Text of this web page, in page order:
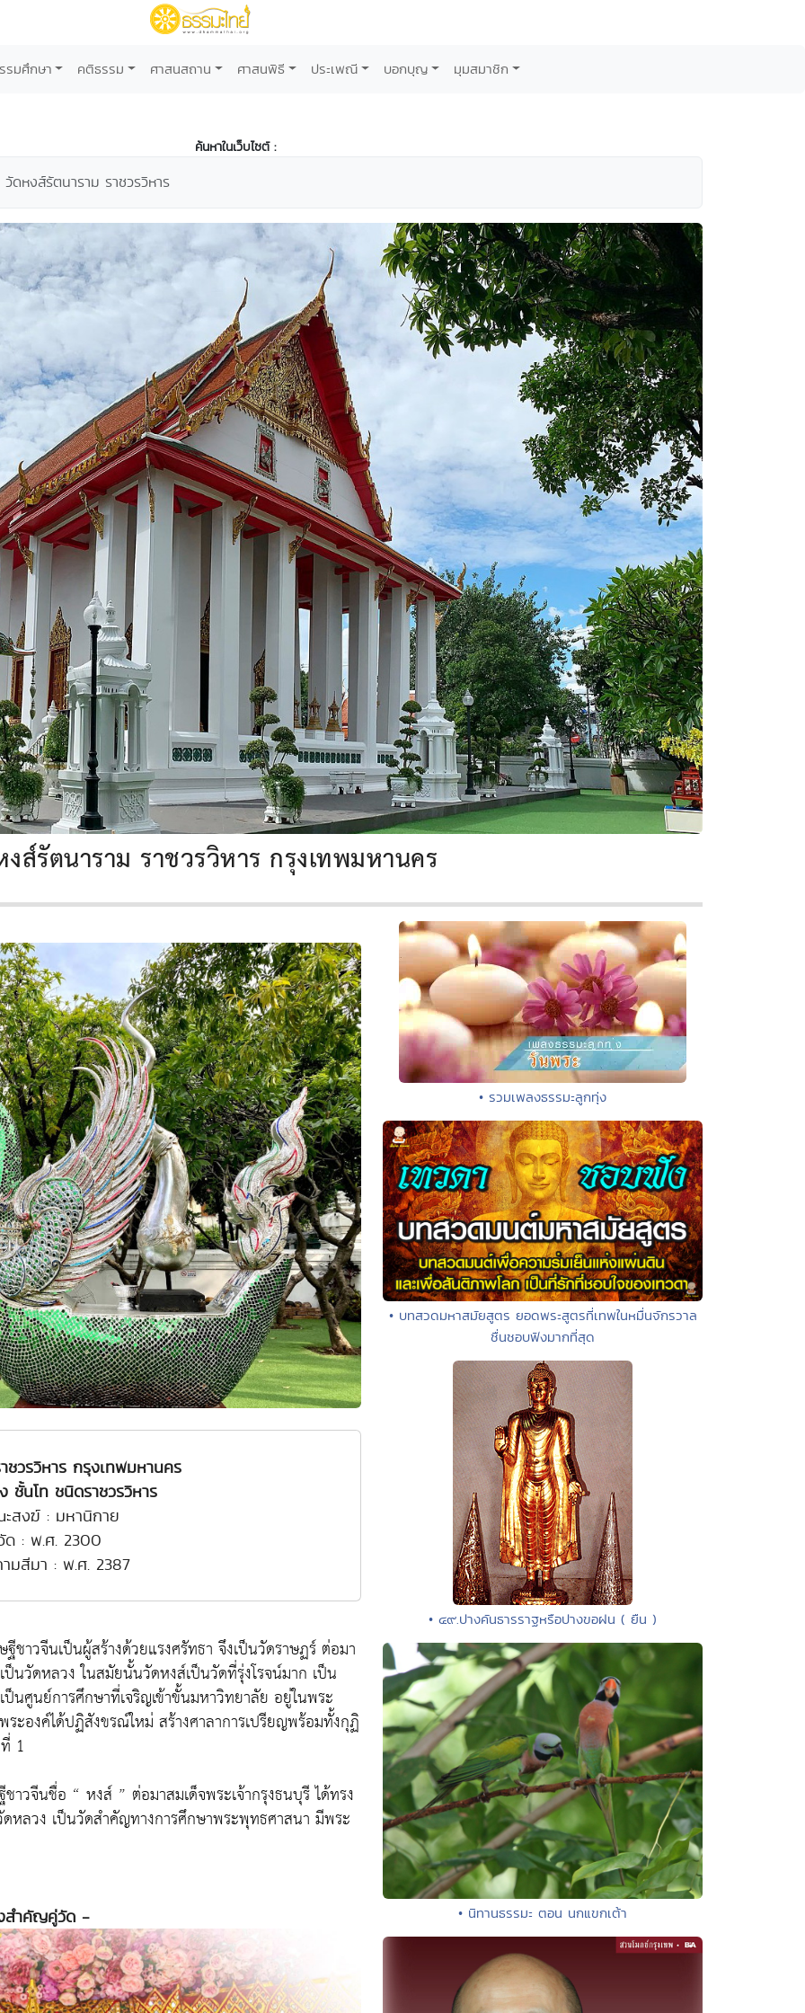
รมศึกษา คติธรรม ศาสนสถาน ศาสนพิธี ประเพณี บอกบุญ มุมสมาชิก
ค้นหาในเว็บไซต์ :
วัดหงส์รัตนาราม ราชวรวิหาร
ส์รัตนาราม ราชวรวิหาร กรุงเทพมหานคร
ชวรวิหาร กรุงเทพมหานคร
ชั้นโท ชนิดราชวรวิหาร
สงฆ์ : มหานิกาย
ด : พ.ศ. 2300
มสีมา : พ.ศ. 2387
ชาวจีนเป็นผู้สร้างด้วยแรงศรัทธา จึงเป็นวัดราษฏร์ ต่อมา
นวัดหลวง ในสมัยนั้นวัดหงส์เป็นวัดที่รุ่งโรจน์มาก เป็น
นศูนย์การศึกษาที่เจริญเข้าขั้นมหาวิทยาลัย อยู่ในพระ
ะองค์ได้ปฏิสังขรณ์ใหม่ สร้างศาลาการเปรียญพร้อมทั้งกุฏิ
1
าวจีนชื่อ “ หงส์ ” ต่อมาสมเด็จพระเจ้ากรุงธนบุรี ได้ทรง
หลวง เป็นวัดสำคัญทางการศึกษาพระพุทธศาสนา มีพระ
ำคัญคู่วัด -
• รวมเพลงธรรมะลูกทุ่ง
• บทสวดมหาสมัยสูตร ยอดพระสูตรที่เทพในหมื่นจักรวาล
ชื่นชอบฟังมากที่สุด
• ๔๙.ปางคันธารราฐหรือปางขอฝน ( ยืน )
• นิทานธรรมะ ตอน นกแขกเต้า